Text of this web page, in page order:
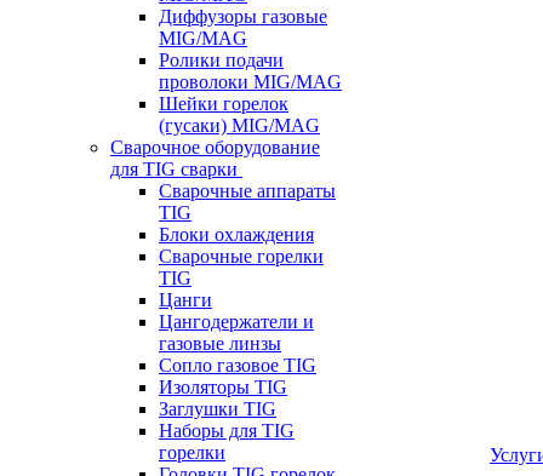
Диффузоры газовые
MIG/MAG
Ролики подачи
проволоки MIG/MAG
Шейки горелок
(гусаки) MIG/MAG
Сварочное оборудование
для TIG сварки
Сварочные аппараты
TIG
Блоки охлаждения
Сварочные горелки
TIG
Цанги
Цангодержатели и
газовые линзы
Сопло газовое TIG
Изоляторы TIG
Заглушки TIG
Наборы для TIG
горелки